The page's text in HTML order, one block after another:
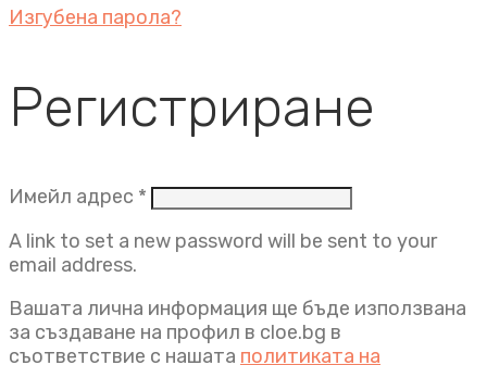
Изгубена парола?
Регистриране
Имейл адрес * Задължително
A link to set a new password will be sent to your
email address.
Вашата лична информация ще бъде използвана
за създаване на профил в cloe.bg в
съответствие с нашата политиката на